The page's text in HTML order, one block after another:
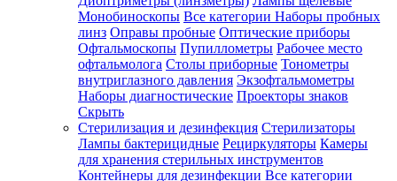
Монобиноскопы Все категории Наборы пробных
линз Оправы пробные Оптические приборы
Офтальмоскопы Пупиллометры Рабочее место
офтальмолога Столы приборные Тонометры
внутриглазного давления Экзофтальмометры
Наборы диагностические Проекторы знаков
Скрыть
Стерилизация и дезинфекция Стерилизаторы
Лампы бактерицидные Рециркуляторы Камеры
для хранения стерильных инструментов
Контейнеры для дезинфекции Все категории